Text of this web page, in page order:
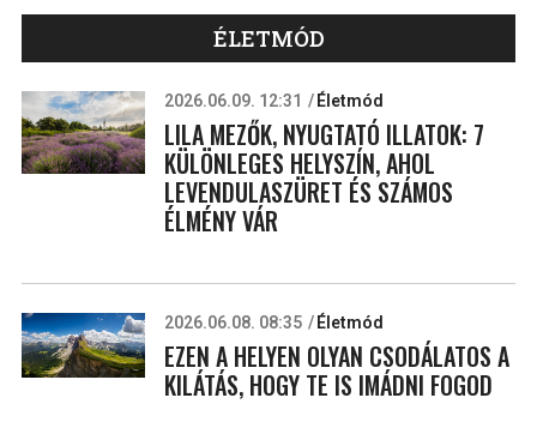
ÉLETMÓD
2026.06.09. 12:31 Életmód
LILA MEZŐK, NYUGTATÓ ILLATOK: 7
KÜLÖNLEGES HELYSZÍN, AHOL
LEVENDULASZÜRET ÉS SZÁMOS
ÉLMÉNY VÁR
2026.06.08. 08:35 Életmód
EZEN A HELYEN OLYAN CSODÁLATOS A
KILÁTÁS, HOGY TE IS IMÁDNI FOGOD